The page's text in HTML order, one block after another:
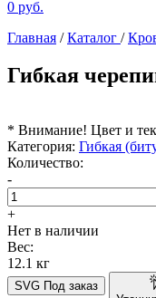
0 руб.
Главная / Каталог /
Гибкая
* Внимание! Цвет и
Категория: Гибкая
Количество:
-
+
Нет в наличии
Вес:
12.1 кг
SVG Под заказ